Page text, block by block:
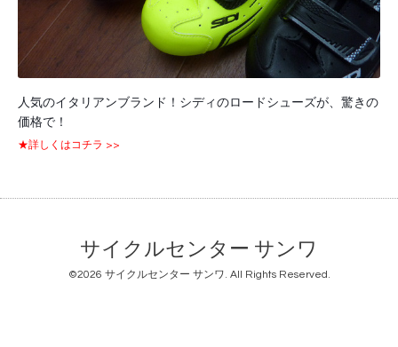
人気のイタリアンブランド！シディのロードシューズが、驚きの
価格で！
★詳しくはコチラ >>
サイクルセンター サンワ
©2026 サイクルセンター サンワ. All Rights Reserved.